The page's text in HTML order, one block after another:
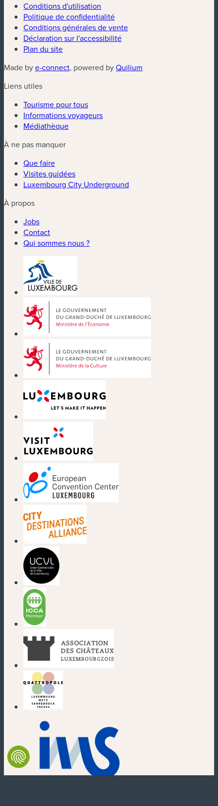
Conditions d'utilisation
Politique de confidentialité
Conditions générales de vente
Déclaration sur l'accessibilité
Plan du site
Made bye-connect(nouvelle fenêtre)
, powered byQuilium
Liens utiles
Tourisme pour tous
Informations voyageurs
Médiathèque
À ne pas manquer
Que faire
Visites guidées
Luxembourg City Underground
À propos
Jobs
Contact
Qui sommes nous ?